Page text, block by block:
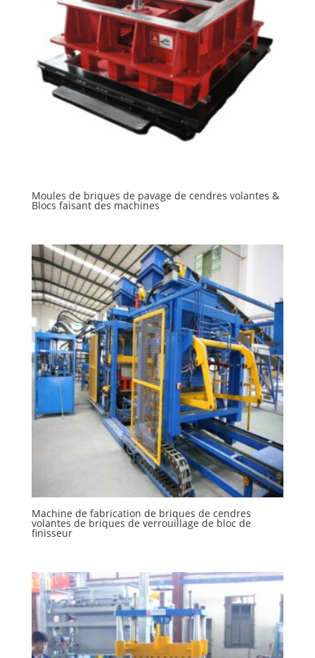
Moules de briques de pavage de cendres volantes &
Blocs faisant des machines
Machine de fabrication de briques de cendres
volantes de briques de verrouillage de bloc de
finisseur